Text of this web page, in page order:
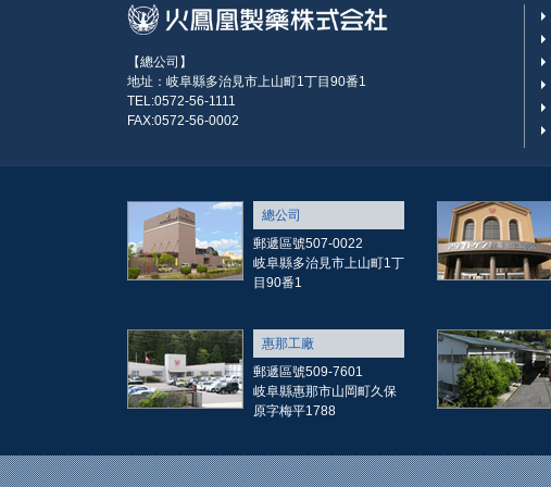
【總公司】
地址：岐阜縣多治見市上山町1丁目90番1
TEL:0572-56-1111
FAX:0572-56-0002
總公司
郵遞區號507-0022
岐阜縣多治見市上山町1丁
目90番1
惠那工廠
郵遞區號509-7601
岐阜縣惠那市山岡町久保
原字梅平1788